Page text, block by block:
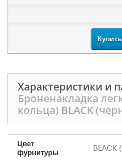
Купить
Характеристики и
Броненакладка
кольца) BLACK
Цвет
фурнитуры
BLACK